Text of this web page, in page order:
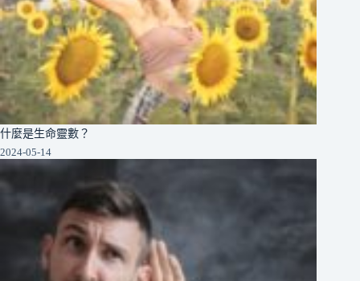
什麼是生命靈數？
2024-05-14